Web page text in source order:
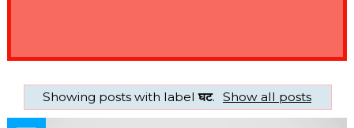
Showing posts with labelघट. Show all posts